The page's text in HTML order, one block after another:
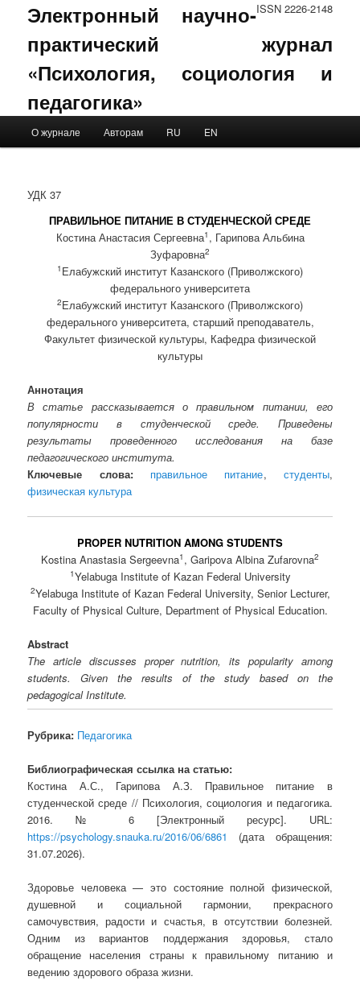
ISSN 2226-2148
Электронный научно-
практический журнал
«Психология, социология и
педагогика»
Skip to primary content
Skip to secondary content
О журнале Авторам RU EN
УДК 37
ПРАВИЛЬНОЕ ПИТАНИЕ В СТУДЕНЧЕСКОЙ СРЕДЕ
Костина Анастасия Сергеевна1 , Гарипова Альбина
Зуфаровна2
1 Елабужский институт Казанского (Приволжского)
федерального университета
2Елабужский институт Казанского (Приволжского)
федерального университета, старший преподаватель,
Факультет физической культуры, Кафедра физической
культуры
Аннотация
В статье рассказывается о правильном питании, его
популярности в студенческой среде. Приведены
результаты проведенного исследования на базе
педагогического института.
Ключевые слова:
правильное питание, студенты,
физическая культура
PROPER NUTRITION AMONG STUDENTS
Kostina Anastasia Sergeevna1 , Garipova Albina Zufarovna2
1Yelabuga Institute of Kazan Federal University
2Yelabuga Institute of Kazan Federal University, Senior Lecturer,
Faculty of Physical Culture, Department of Physical Education.
Abstract
The article discusses proper nutrition, its popularity among
students. Given the results of the study based on the
pedagogical Institute.
Рубрика: Педагогика
Библиографическая ссылка на статью:
Костина А.С., Гарипова А.З. Правильное питание в
студенческой среде // Психология, социология и педагогика.
2016. № 6 [Электронный ресурс]. URL:
https://psychology.snauka.ru/2016/06/6861
(дата обращения:
31.07.2026).
Здоровье человека — это состояние полной физической,
душевной и социальной гармонии, прекрасного
самочувствия, радости и счастья, в отсутствии болезней.
Одним из вариантов поддержания здоровья, стало
обращение населения страны к правильному питанию и
ведению здорового образа жизни.